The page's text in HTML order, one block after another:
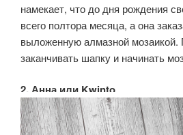
намекает, что до дня рождения
всего полтора месяца, а она
выложенную алмазной мозаикой.
заканчивать шапку и начинать
2. Анна или Kwinto